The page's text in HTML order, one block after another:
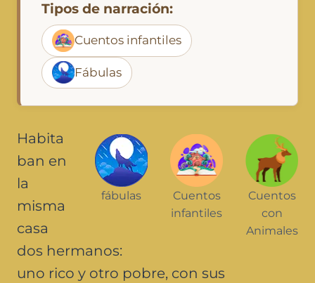
Tipos de narración:
Cuentos infantiles
Fábulas
Cuentos
con
Animales
Cuentos
infantiles
fábulas
Habita
ban en
la
misma
casa
dos hermanos:
uno rico y otro pobre, con sus